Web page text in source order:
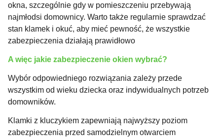
okna, szczególnie gdy w pomieszczeniu przebywają
najmłodsi domownicy. Warto także regularnie sprawdzać
stan klamek i okuć, aby mieć pewność, że wszystkie
zabezpieczenia działają prawidłowo
A więc jakie zabezpieczenie okien wybrać?
Wybór odpowiedniego rozwiązania zależy przede
wszystkim od wieku dziecka oraz indywidualnych potrzeb
domowników.
Klamki z kluczykiem zapewniają najwyższy poziom
zabezpieczenia przed samodzielnym otwarciem